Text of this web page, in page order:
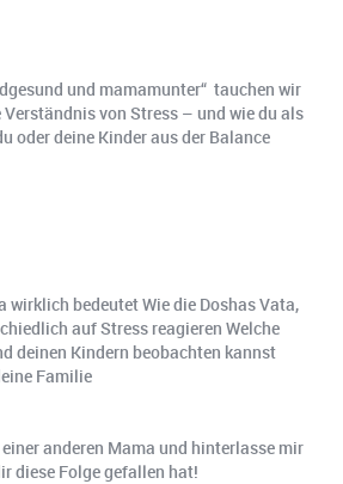
und mamamunter“ tauchen wir
von Stress – und wie du als
oder deine Kinder aus der Balance
wirklich bedeutet Wie die Doshas Vata,
auf Stress reagieren Welche
deinen Kindern beobachten kannst
Familie
anderen Mama und hinterlasse mir
diese Folge gefallen hat!